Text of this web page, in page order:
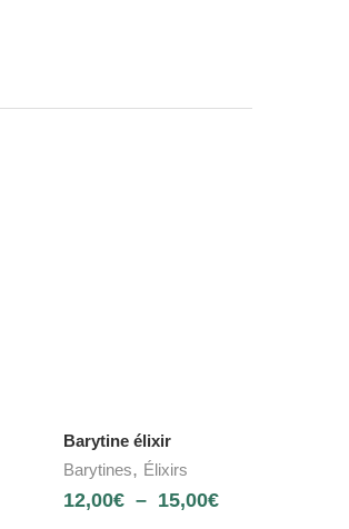
Barytine élixir
Barytines, Élixirs
12,00€ – 15,00€